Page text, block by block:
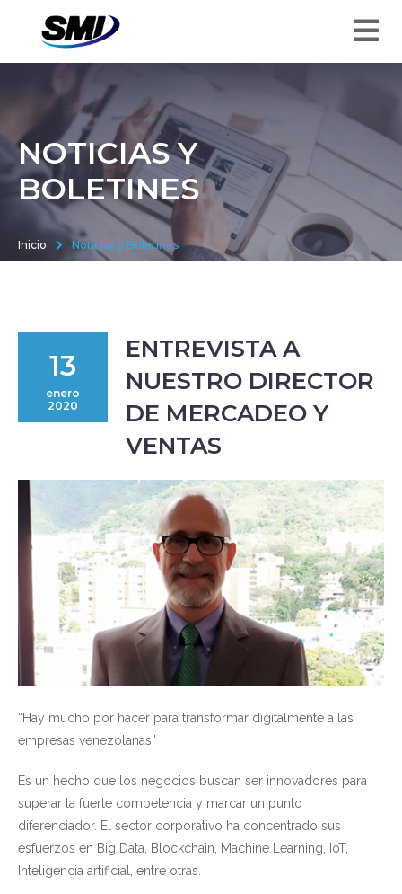
NOTICIAS Y
BOLETINES
Inicio Noticias y Boletines
13
enero
2020
ENTREVISTA A
NUESTRO DIRECTOR
DE MERCADEO Y
VENTAS
“Hay mucho por hacer para transformar digitalmente a las
empresas venezolanas”
Es un hecho que los negocios buscan ser innovadores para
superar la fuerte competencia y marcar un punto
diferenciador. El sector corporativo ha concentrado sus
esfuerzos en Big Data, Blockchain, Machine Learning, IoT,
Inteligencia artificial, entre otras.